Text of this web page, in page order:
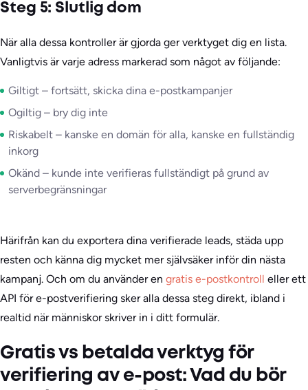
Steg 5: Slutlig dom
När alla dessa kontroller är gjorda ger verktyget dig en lista.
Vanligtvis är varje adress markerad som något av följande:
Giltigt – fortsätt, skicka dina e-postkampanjer
Ogiltig – bry dig inte
Riskabelt – kanske en domän för alla, kanske en fullständig
inkorg
Okänd – kunde inte verifieras fullständigt på grund av
serverbegränsningar
Härifrån kan du exportera dina verifierade leads, städa upp
resten och känna dig mycket mer självsäker inför din nästa
kampanj. Och om du använder en gratis e-postkontroll eller ett
API för e-postverifiering sker alla dessa steg direkt, ibland i
realtid när människor skriver in i ditt formulär.
Gratis vs betalda verktyg för
verifiering av e-post: Vad du bör